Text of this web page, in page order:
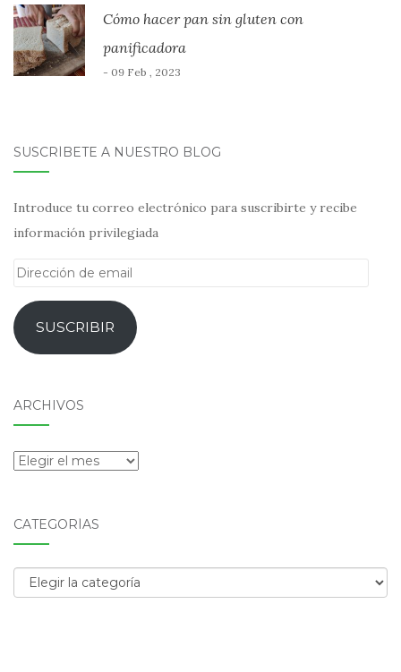
Cómo hacer pan sin gluten con
panificadora
- 09 Feb , 2023
SUSCRÍBETE A NUESTRO BLOG
Introduce tu correo electrónico para suscribirte y recibe
información privilegiada
Dirección
emailSUSCRIBIR
ARCHIVOS
Archivos
CATEGORÍAS
Categorías